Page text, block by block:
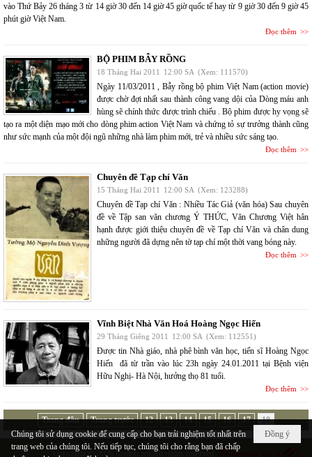
vào Thứ Bảy 26 tháng 3 từ 14 giờ 30 đến 14 giờ 45 giờ quốc tế hay từ 9 giờ 30 đến 9 giờ 45
phút giờ Việt Nam.
Đọc thêm
BỘ PHIM BẪY RỒNG
18 Tháng Hai 2011 12:00 SA (Xem: 111570)
Ngày 11/03/2011 , Bẫy rồng bộ phim Việt Nam (action movie)
được chờ đợi nhất sau thành công vang dội của Dòng máu anh
hùng sẽ chính thức được trình chiếu . Bộ phim được hy vọng sẽ
tạo ra một diện mạo mới cho dòng phim action Việt Nam và chứng tỏ sự trưởng thành cũng
như sức mạnh của một đội ngũ những nhà làm phim mới, trẻ và nhiều sức sáng tạo.
Đọc thêm
Chuyên đề Tạp chí Văn
15 Tháng Hai 2011 12:00 SA (Xem: 123288)
Chuyên đề Tạp chí Văn : Nhiều Tác Giả (văn hóa) Sau chuyên
đề về Tập san văn chương Ý THỨC, Văn Chương Việt hân
hạnh được giới thiệu chuyên đề về Tạp chí Văn và chân dung
những người đã dựng nên tờ tạp chí một thời vang bóng này.
Đọc thêm
Vĩnh Biệt Nhà Văn Hoá Hoàng Ngọc Hiến
29 Tháng Giêng 2011 12:00 SA (Xem: 112551)
Được tin Nhà giáo, nhà phê bình văn học, tiến sĩ Hoàng Ngọc
Hiến đã từ trần vào lúc 23h ngày 24.01.2011 tại Bệnh viện
Hữu Nghị- Hà Nội, hưởng thọ 81 tuổi.
Đọc thêm
Trang đầu Trang trước 12 13 14 15 16 17 18
Copyright © 2026 hopluu.net All rights reserved
Đồng ý
Chúng tôi sử dụng cookie để cung cấp cho bạn trải nghiệm tốt nhất trên
trang web của chúng tôi. Nếu tiếp tục, chúng tôi cho rằng bạn đã chấp